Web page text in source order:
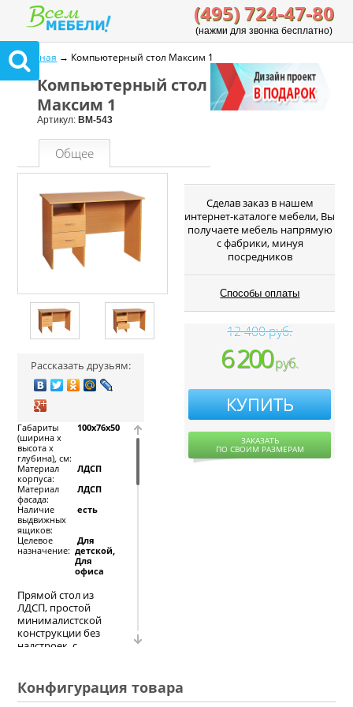
(495) 724-47-80
(нажми для звонка бесплатно)
Главная → Компьютерный стол Максим 1
Компьютерный стол
Максим 1
Артикул: ВМ-543
Общее
Рассказать друзьям:
Габариты
(ширина х
высота х
глубина), см:
100x76x50
Материал
корпуса:
ЛДСП
Материал
фасада:
ЛДСП
Наличие
выдвижных
ящиков:
есть
Целевое
назначение:
Для
детской,
Для
офиса
Прямой стол из
ЛДСП, простой
минималистской
конструкции без
надстроек, с
всю высоту стола.
Столешница и
Cделав заказ в нашем
интернет-каталоге мебели, Вы
получаете мебель напрямую
с фабрики, минуя
посредников
Способы оплаты
12 400 руб.
6 200руб.
КУПИТЬ
ЗАКАЗАТЬ
ПО СВОИМ РАЗМЕРАМ
Конфигурация товара